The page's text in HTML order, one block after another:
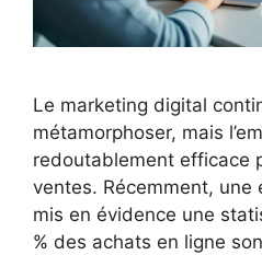
Le marketing digital
métamorphoser, mais
redoutablement efficace
ventes. Récemment, une
mis en évidence une
% des achats en ligne